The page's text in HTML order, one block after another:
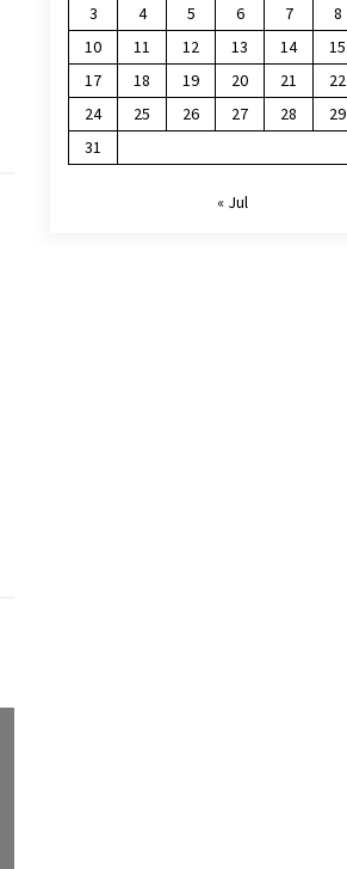
3
4 5 6 7 8
10
11 12 13 14 15
17
18 19 20 21 22
24
25 26 27 28 29
31
« Jul